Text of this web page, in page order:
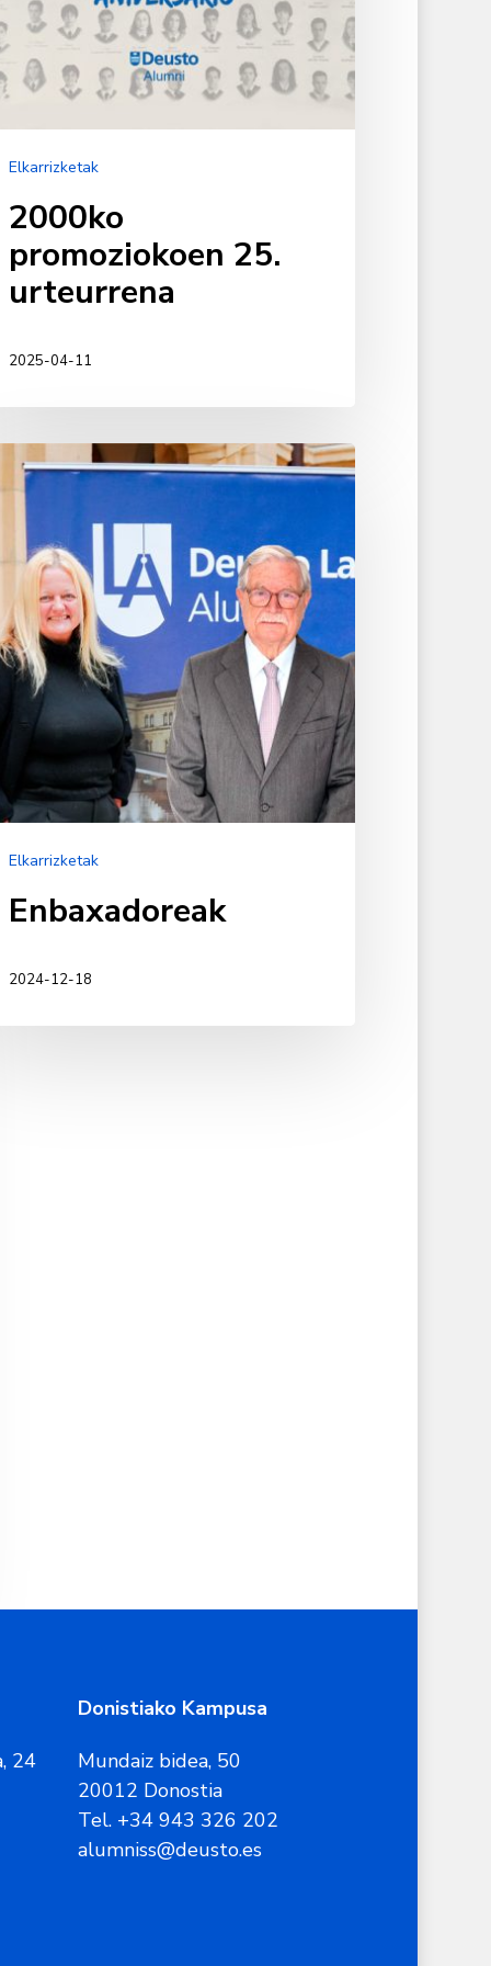
Elkarrizketak
2000ko
promoziokoen 25.
urteurrena
2025-04-11
Elkarrizketak
Enbaxadoreak
2024-12-18
24
Donistiako Kampusa
Mundaiz bidea, 50
20012 Donostia
Tel. +34 943 326 202
alumniss@deusto.es